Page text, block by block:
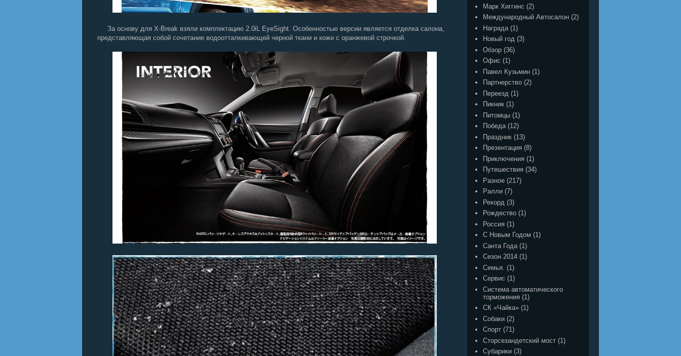
За основу для X-Break взяли комплектацию 2.0iL EyeSight. Особенностью версии является отделка салона,
представляющая собой сочетание водоотталкивающей черной ткани и кожи с оранжевой строчкой.
Марк Хиггинс (2)
Международный Автосалон (2)
Награда (1)
Новый год (3)
Обзор (36)
Офис (1)
Павел Кузьмин (1)
Партнерство (2)
Переезд (1)
Пикник (1)
Питомцы (1)
Победа (12)
Праздник (13)
Презентация (8)
Приключения (1)
Путешествия (34)
Разное (217)
Ралли (7)
Рекорд (3)
Рождество (1)
Россия (1)
С Новым Годом (1)
Санта Года (1)
Сезон 2014 (1)
Семья. (1)
Сервис (1)
Система автоматического
торможения (1)
СК «Чайка» (1)
Собаки (2)
Спорт (71)
Сторсезандетский мост (1)
Субарики (3)